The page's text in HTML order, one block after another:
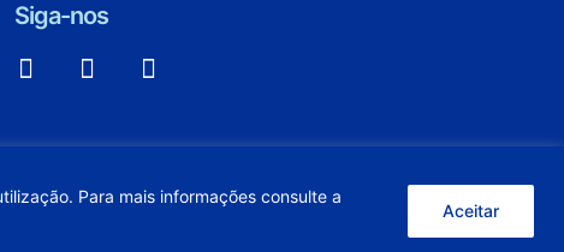
Para mais informações consulte a
Aceitar
Siga-nos
facebookinstagramlinkedin